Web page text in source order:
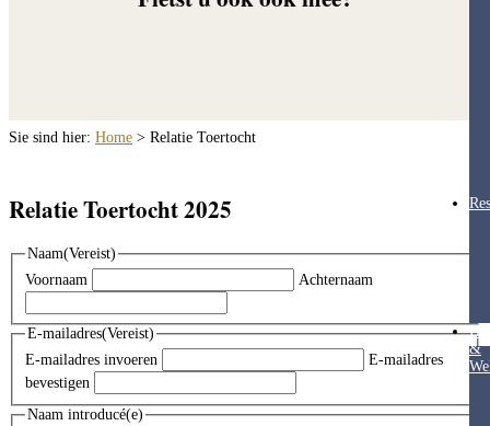
&
Sie sind hier: Home > Relatie Toertocht
Relatie Toertocht 2025
Naam(Vereist)
Voornaam
Achternaam
E-mailadres(Vereist)
E-mailadres invoeren
E-mailadres
bevestigen
Naam introducé(e)